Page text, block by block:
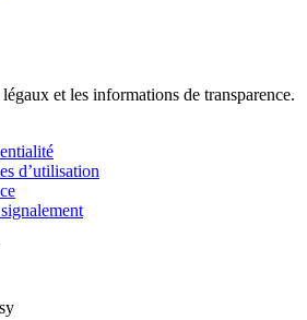
et les informations de transparence.
d’utilisation